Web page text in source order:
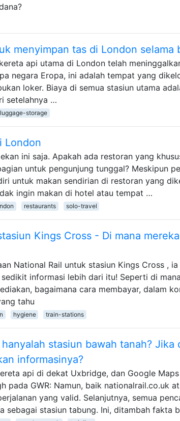
menyimpan tas di London selama
api utama di London telah
negara Eropa, ini adalah tempat yang
loker. Biaya di semua stasiun utama
setelahnya …
luggage-storage
London
ini saja. Apakah ada restoran yang
untuk pengunjung tunggal? Meskipun
untuk makan sendirian di restoran yang
ingin makan di hotel atau tempat …
restaurants solo-travel
Kings Cross - Di mana
National Rail untuk stasiun Kings Cross ,
informasi lebih dari itu! Seperti di
bagaimana cara membayar, dalam
tahu
hygiene train-stations
stasiun bawah tanah? Jika
informasinya?
api di dekat Uxbridge, dan Google
pada GWR: Namun, baik nationalrail.co.uk
yang valid. Selanjutnya, semua
sebagai stasiun tabung. Ini, ditambah fakta